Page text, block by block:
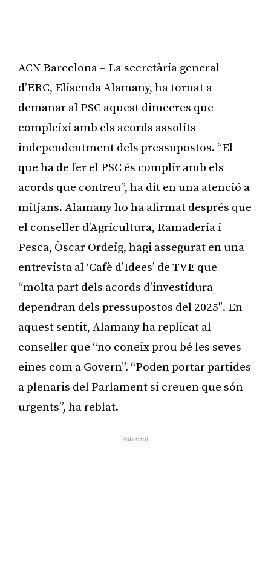
ACN Barcelona – La secretària general
d’ERC, Elisenda Alamany, ha tornat a
demanar al PSC aquest dimecres que
compleixi amb els acords assolits
independentment dels pressupostos. “El
que ha de fer el PSC és complir amb els
acords que contreu”, ha dit en una atenció a
mitjans. Alamany ho ha afirmat després que
el conseller d’Agricultura, Ramaderia i
Pesca, Òscar Ordeig, hagi assegurat en una
entrevista al ‘Cafè d’Idees’ de TVE que
“molta part dels acords d’investidura
dependran dels pressupostos del 2025″. En
aquest sentit, Alamany ha replicat al
conseller que “no coneix prou bé les seves
eines com a Govern”. “Poden portar partides
a plenaris del Parlament si creuen que són
urgents”, ha reblat.
Publicitat